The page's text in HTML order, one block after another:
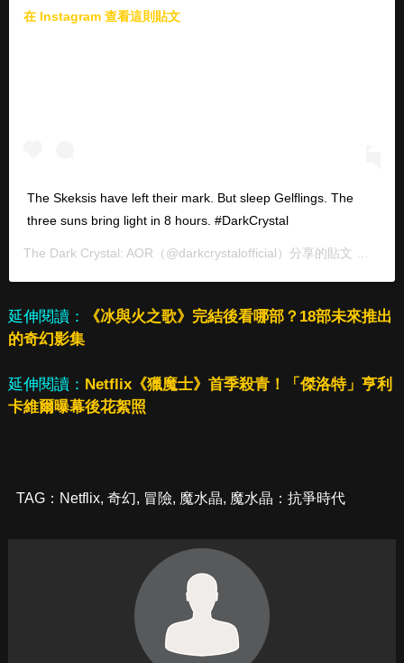
在 Instagram 查看這則貼文
The Skeksis have left their mark. But sleep Gelflings. The
three suns bring light in 8 hours. #DarkCrystal
The Dark Crystal: AOR （@darkcrystalofficial）分享的貼文 於
延伸閱讀：
《冰與火之歌》完結後看哪部？18部未來推出
的奇幻影集
延伸閱讀： Netflix《獵魔士》首季殺青！「傑洛特」亨利
卡維爾曝幕後花絮照
TAG： Netflix, 奇幻, 冒險, 魔水晶, 魔水晶：抗爭時代